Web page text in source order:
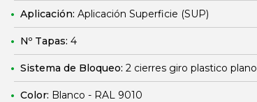
Aplicación: Aplicación Superficie (SUP)
Nº Tapas: 4
Sistema de Bloqueo: 2 cierres giro plastico plano
Color: Blanco - RAL 9010